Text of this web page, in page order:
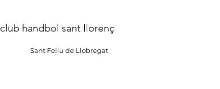
club handbol sant llorenç
Sant Feliu de Llobregat